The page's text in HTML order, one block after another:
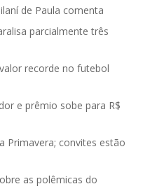
de Paula comenta
parcialmente três
recorde no futebol
e prêmio sobe para R$
Primavera; convites estão
as polêmicas do